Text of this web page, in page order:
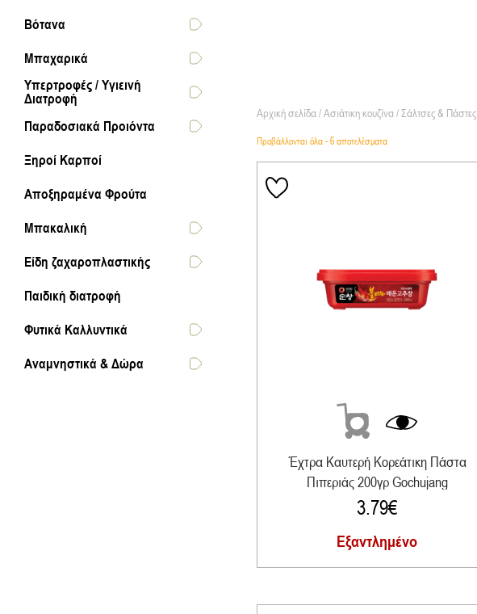
Βότανα
Μπαχαρικά
Υπερτροφές / Υγιεινή
Διατροφή
Παραδοσιακά Προιόντα
Ξηροί Καρποί
Αποξηραμένα Φρούτα
Μπακαλική
Είδη ζαχαροπλαστικής
Παιδική διατροφή
Φυτικά Καλλυντικά
Αναμνηστικά & Δώρα
Αρχική σελίδα/Ασιάτικη κουζίνα/ Σάλτσες & Πάστες
Προβάλλονται όλα - 6 αποτελέσματα
Έχτρα Καυτερή Κορεάτικη Πάστα
Πιπεριάς 200γρ Gochujang
3.79€
Εξαντλημένο